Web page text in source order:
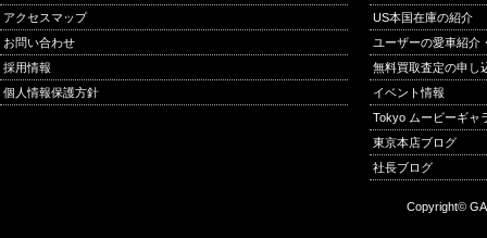
アクセスマップ
お問い合わせ
採用情報
個人情報保護方針
US本国在庫の紹介
ユーザーの愛車紹介
無料買取査定の申し
イベント情報
Tokyo ムービーギャ
東京本店ブログ
社長ブログ
Copyright©